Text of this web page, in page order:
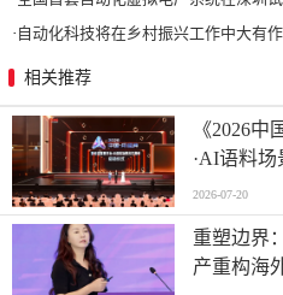
· 自动化科技将在乡村振兴工作中大有作为|《关于做好
相关推荐
《2026
·AI语料
2026-07-20
重塑边界
产重构海